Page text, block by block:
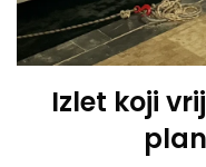
Izlet koji